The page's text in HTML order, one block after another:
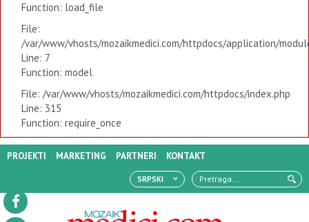
Function: load_file
File:
/var/www/vhosts/mozaikmedici.com/httpdocs/application/
Line: 7
Function: model
File: /var/www/vhosts/mozaikmedici.com/httpdocs/index.php
Line: 315
Function: require_once
PROJEKTI MARKETING PARTNERI KONTAKT
SRPSKI